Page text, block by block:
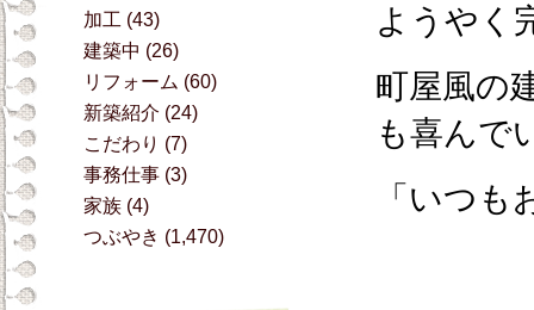
加工 (43)
建築中 (26)
リフォーム (60)
新築紹介 (24)
こだわり (7)
事務仕事 (3)
家族 (4)
つぶやき (1,470)
ようやく
町屋風の
も喜んで
「いつ